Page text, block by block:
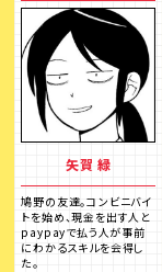
矢賀 緑
鳩野の友達。コンビニバイ
トを始め、現金を出す人と
paypayで払う人が事前
にわかるスキルを会得し
た。